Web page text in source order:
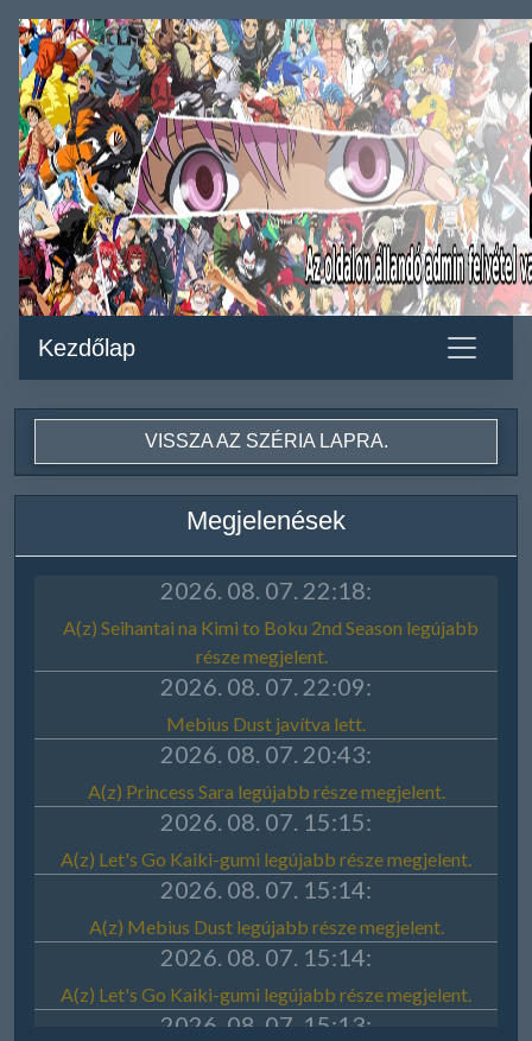
Kezdőlap
VISSZA AZ SZÉRIA LAPRA.
Megjelenések